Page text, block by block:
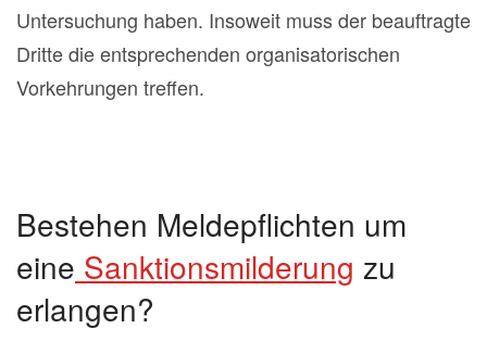
Untersuchung haben. Insoweit muss der beauftragte
Dritte die entsprechenden organisatorischen
Vorkehrungen treffen.
Bestehen Meldepflichten um
eine Sanktionsmilderung zu
erlangen?